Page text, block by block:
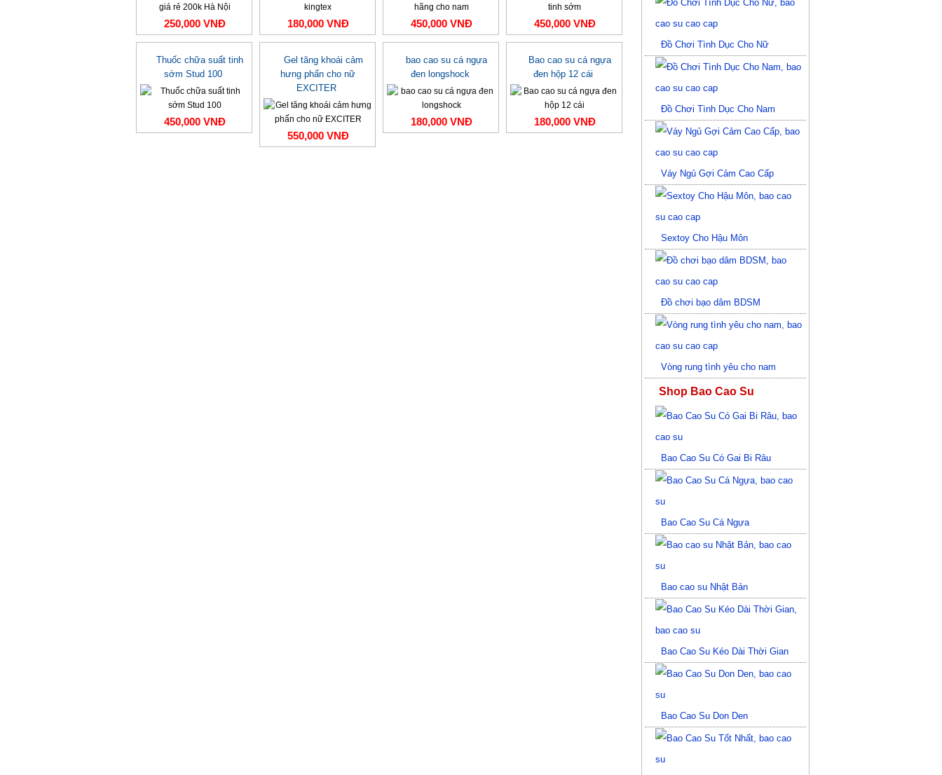
250,000 VNĐ 180,000 VNĐ 450,000 VNĐ 450,000 VNĐ
Thuốc chữa suất tinh
sớm Stud 100
450,000 VNĐ
Gel tăng khoái cảm
hưng phấn cho nữ
EXCITER
550,000 VNĐ
bao cao su cá ngựa
đen longshock
180,000 VNĐ
Bao cao su cá ngựa
đen hộp 12 cái
180,000 VNĐ
Đồ Chơi Tình Dục Cho Nữ
Đồ Chơi Tình Dục Cho Nam
Váy Ngủ Gợi Cảm Cao Cấp
Sextoy Cho Hậu Môn
Đồ chơi bạo dâm BDSM
Vòng rung tình yêu cho nam
Shop Bao Cao Su
Bao Cao Su Có Gai Bi Râu
Bao Cao Su Cá Ngựa
Bao cao su Nhật Bản
Bao Cao Su Kéo Dài Thời Gian
Bao Cao Su Don Den